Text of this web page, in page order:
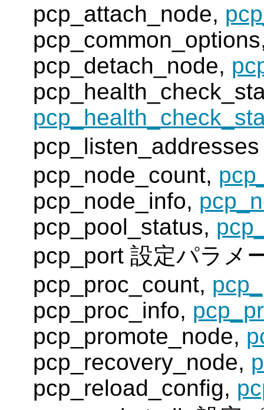
pcp_attach_node,
pcp_detach_node,
pcp_node_count,
pcp_node_info,
pcp_pool_status,
pcp_port 設定パラメ
pcp_proc_count,
pcp_proc_info,
pcp_promote_node,
pcp_recovery_node,
pcp_reload_config,